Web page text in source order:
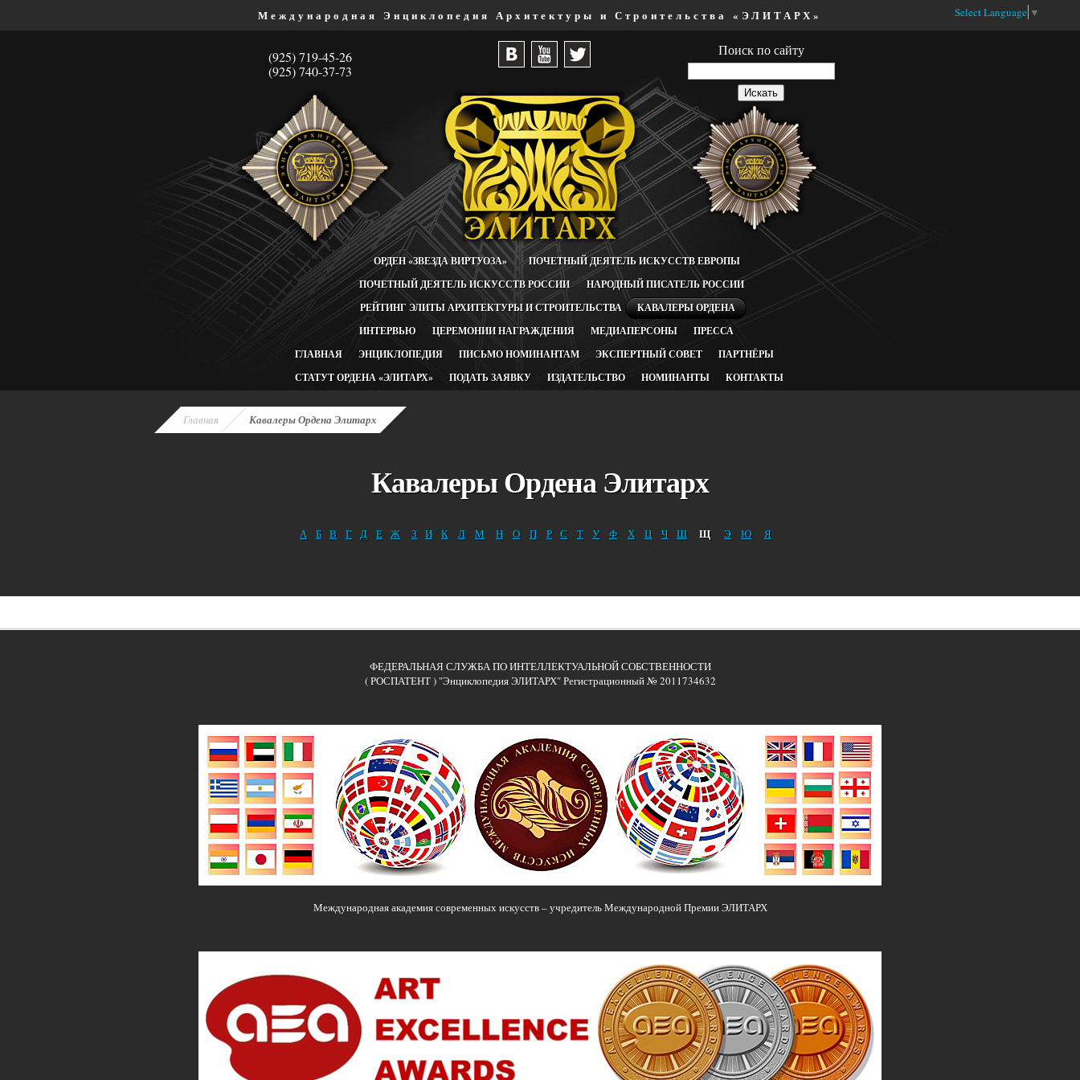
Международная Энциклопедия Архитектуры и Строительства «ЭЛИТАРХ» Select Language ▼
(925) 719-45-26
(925) 740-37-73
Поиск по сайту
ОРДЕН «ЗВЕЗДА ВИРТУОЗА» ПОЧЕТНЫЙ ДЕЯТЕЛЬ ИСКУССТВ ЕВРОПЫ
ПОЧЕТНЫЙ ДЕЯТЕЛЬ ИСКУССТВ РОССИИ НАРОДНЫЙ ПИСАТЕЛЬ РОССИИ
РЕЙТИНГ ЭЛИТЫ АРХИТЕКТУРЫ И СТРОИТЕЛЬСТВА КАВАЛЕРЫ ОРДЕНА
ИНТЕРВЬЮ ЦЕРЕМОНИИ НАГРАЖДЕНИЯ МЕДИАПЕРСОНЫ ПРЕССА
ГЛАВНАЯ ЭНЦИКЛОПЕДИЯ ПИСЬМО НОМИНАНТАМ ЭКСПЕРТНЫЙ СОВЕТ ПАРТНЁРЫ
СТАТУТ ОРДЕНА «ЭЛИТАРХ» ПОДАТЬ ЗАЯВКУ ИЗДАТЕЛЬСТВО НОМИНАНТЫ КОНТАКТЫ
Главная Кавалеры Ордена Элитарх
Кавалеры Ордена Элитарх
А Б В Г Д Е Ж З И К Л М Н О П Р С Т У Ф Х Ц Ч Ш Щ Э Ю Я
ФЕДЕРАЛЬНАЯ СЛУЖБА ПО ИНТЕЛЛЕКТУАЛЬНОЙ СОБСТВЕННОСТИ
( РОСПАТЕНТ ) "Энциклопедия ЭЛИТАРХ" Регистрационный № 2011734632
Международная академия современных искусств – учредитель Международной Премии ЭЛИТАРХ